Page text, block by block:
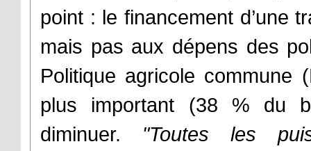
point : le financement d’une
mais pas aux dépens des
Politique agricole
plus important (38 % du
diminuer. "Toutes les